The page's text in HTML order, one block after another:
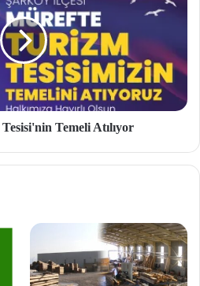
Temeli Atılıyor